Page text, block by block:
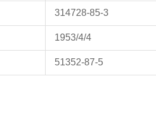
314728-85-3
1953/4/4
51352-87-5